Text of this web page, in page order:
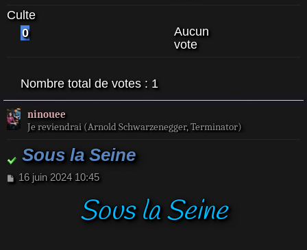
Culte
0
Aucun
vote
Nombre total de votes : 1
ninouee
Je reviendrai (Arnold Schwarzenegger, Terminator)
Sous la Seine
M16 juin 2024 10:45
Sous la Seine